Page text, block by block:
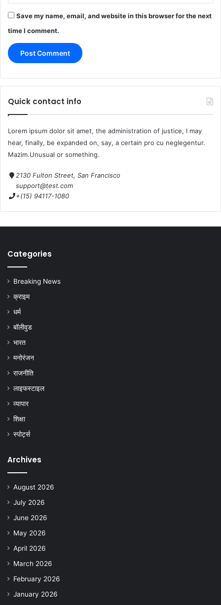
Save my name, email, and website in this browser for the next
time I comment.
Quick contact info
Lorem ipsum dolor sit amet, the administration of justice, I may
hear, finally, be expanded on, say, a certain pro cu neglegentur.
Mazim.Unusual or something.
2130 Fulton Street, San Francisco
support@test.com
+(15) 94117-1080
Categories
Breaking News
क्राइम
धर्म
बॉलीवुड
भारत
मनोरंजन
राजनीति
लाइफस्टाइल
व्यापार
शिक्षा
स्पोर्ट्स
Archives
August 2026
July 2026
June 2026
May 2026
April 2026
March 2026
February 2026
January 2026